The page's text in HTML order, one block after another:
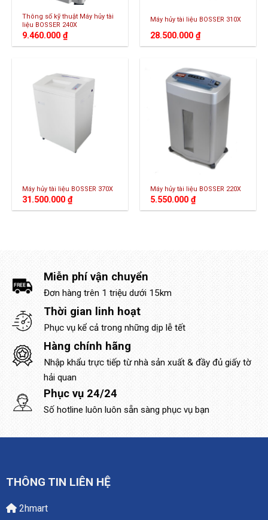
Thông số kỹ thuật Máy hủy tài
liệu BOSSER 240X
9.460.000₫
Máy hủy tài liệu BOSSER 310X
28.500.000₫
Máy hủy tài liệu BOSSER 370X
31.500.000₫
Máy hủy tài liệu BOSSER 220X
5.550.000₫
Miễn phí vận chuyển
Đơn hàng trên 1 triệu dưới 15km
Thời gian linh hoạt
Phục vụ kể cả trong những dịp lễ tết
Hàng chính hãng
Nhập khẩu trực tiếp từ nhà sản xuất & đầy đủ giấy tờ
hải quan
Phục vụ 24/24
Số hotline luôn luôn sẵn sàng phục vụ bạn
THÔNG TIN LIÊN HỆ
2hmart